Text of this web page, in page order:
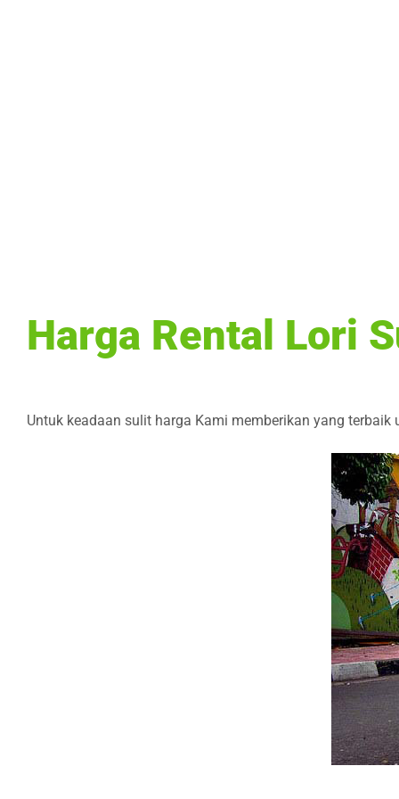
Harga Rental Lori
Untuk keadaan sulit harga Kami memberikan yang